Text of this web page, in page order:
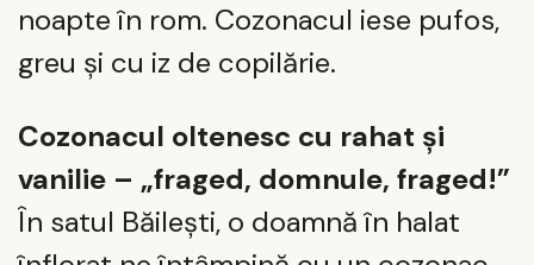
noapte în rom. Cozonacul iese pufos,
greu și cu iz de copilărie.
Cozonacul oltenesc cu rahat și
vanilie – „fraged, domnule, fraged!”
În satul Băilești, o doamnă în halat